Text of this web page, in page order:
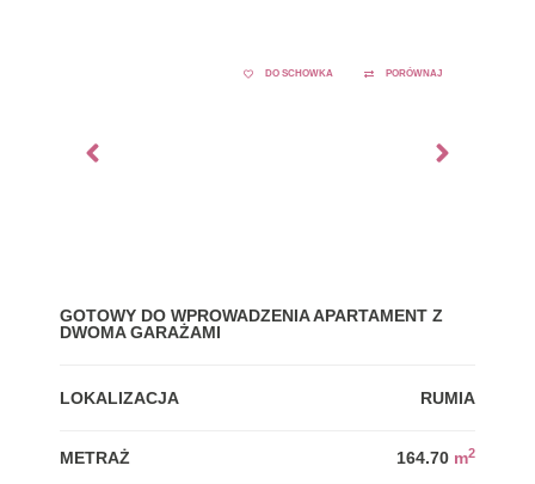
DO SCHOWKA PORÓWNAJ
GOTOWY DO WPROWADZENIA APARTAMENT Z
DWOMA GARAŻAMI
LOKALIZACJA RUMIA
METRAŻ 164.70 m2